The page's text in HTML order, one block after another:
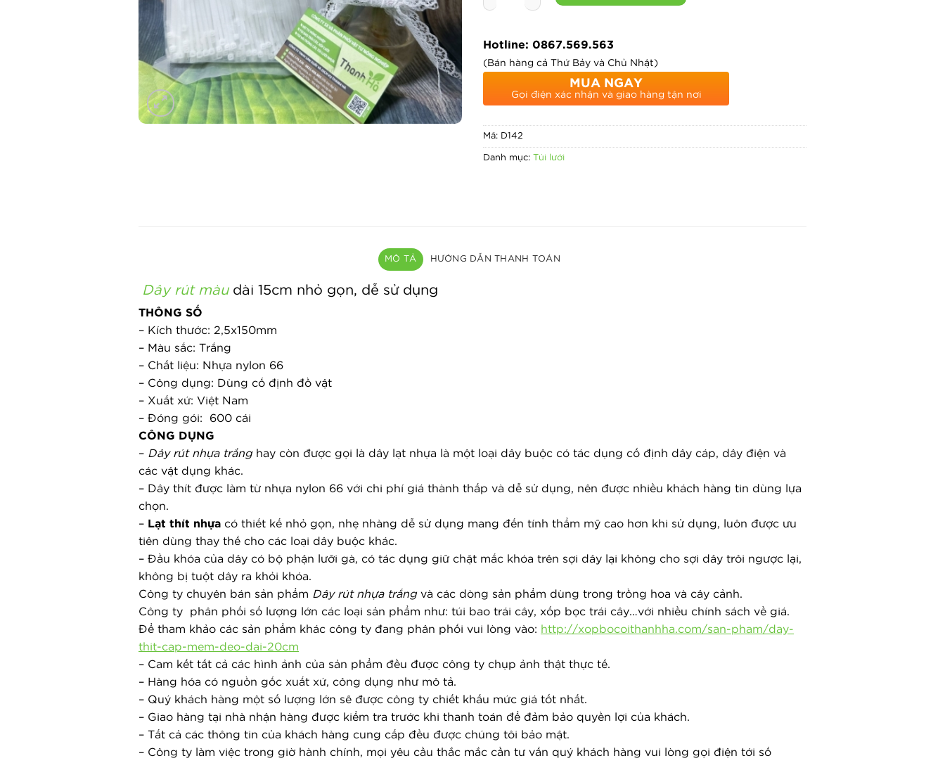
Hotline: 0867.569.563
(Bán hàng cả Thứ Bảy và Chủ Nhật)
MUA NGAY
Gọi điện xác nhận và giao hàng tận nơi
Mã: D142
Danh mục: Túi lưới
MÔ TẢ HƯỚNG DẪN THANH TOÁN
Dây rút màudài 15cm nhỏ gọn, dễ sử dụng
THÔNG SỐ
– Kích thước: 2,5x150mm
– Màu sắc: Trắng
– Chất liệu: Nhựa nylon 66
– Công dụng: Dùng cố định đồ vật
– Xuất xứ: Việt Nam
– Đóng gói:  600 cái
CÔNG DỤNG
– Dây rút nhựa trắng hay còn được gọi là dây lạt nhựa là một loại dây buộc có tác dụng cố định dây cáp, dây điện và
các vật dụng khác.
– Dây thít được làm từ nhựa nylon 66 với chi phí giá thành thấp và dễ sử dụng, nên được nhiều khách hàng tin dùng lựa
chọn.
– Lạt thít nhựa có thiết kế nhỏ gọn, nhẹ nhàng dễ sử dụng mang đến tính thẩm mỹ cao hơn khi sử dụng, luôn được ưu
tiên dùng thay thế cho các loại dây buộc khác.
– Đầu khóa của dây có bộ phận lưỡi gà, có tác dụng giữ chặt mắc khóa trên sợi dây lại không cho sợi dây trôi ngược lại,
không bị tuột dây ra khỏi khóa.
Công ty chuyên bán sản phẩm Dây rút nhựa trắng và các dòng sản phẩm dùng trong trồng hoa và cây cảnh.
Công ty  phân phối số lượng lớn các loại sản phẩm như: túi bao trái cây, xốp bọc trái cây…với nhiều chính sách về giá.
Để tham khảo các sản phẩm khác công ty đang phân phối vui lòng vào: http://xopbocoithanhha.com/san-pham/day-
thit-cap-mem-deo-dai-20cm
– Cam kết tất cả các hình ảnh của sản phẩm đều được công ty chụp ảnh thật thực tế.
– Hàng hóa có nguồn gốc xuất xứ, công dụng như mô tả.
– Quý khách hàng một số lượng lớn sẽ được công ty chiết khấu mức giá tốt nhất.
– Giao hàng tại nhà nhận hàng được kiểm tra trước khi thanh toán để đảm bảo quyền lợi của khách.
– Tất cả các thông tin của khách hàng cung cấp đều được chúng tôi bảo mật.
– Công ty làm việc trong giờ hành chính, mọi yêu cầu thắc mắc cần tư vấn quý khách hàng vui lòng gọi điện tới số